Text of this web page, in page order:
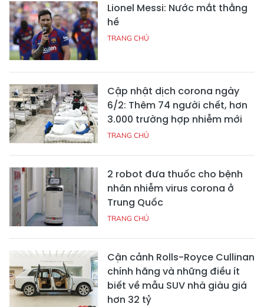
Lionel Messi: Nước mắt thằng
hề
TRANG CHỦ
Cập nhật dịch corona ngày
6/2: Thêm 74 người chết, hơn
3.000 trường hợp nhiễm mới
TRANG CHỦ
2 robot đưa thuốc cho bệnh
nhân nhiễm virus corona ở
Trung Quốc
TRANG CHỦ
Cận cảnh Rolls-Royce Cullinan
chính hãng và những điều ít
biết về mẫu SUV nhà giàu giá
hơn 32 tỷ